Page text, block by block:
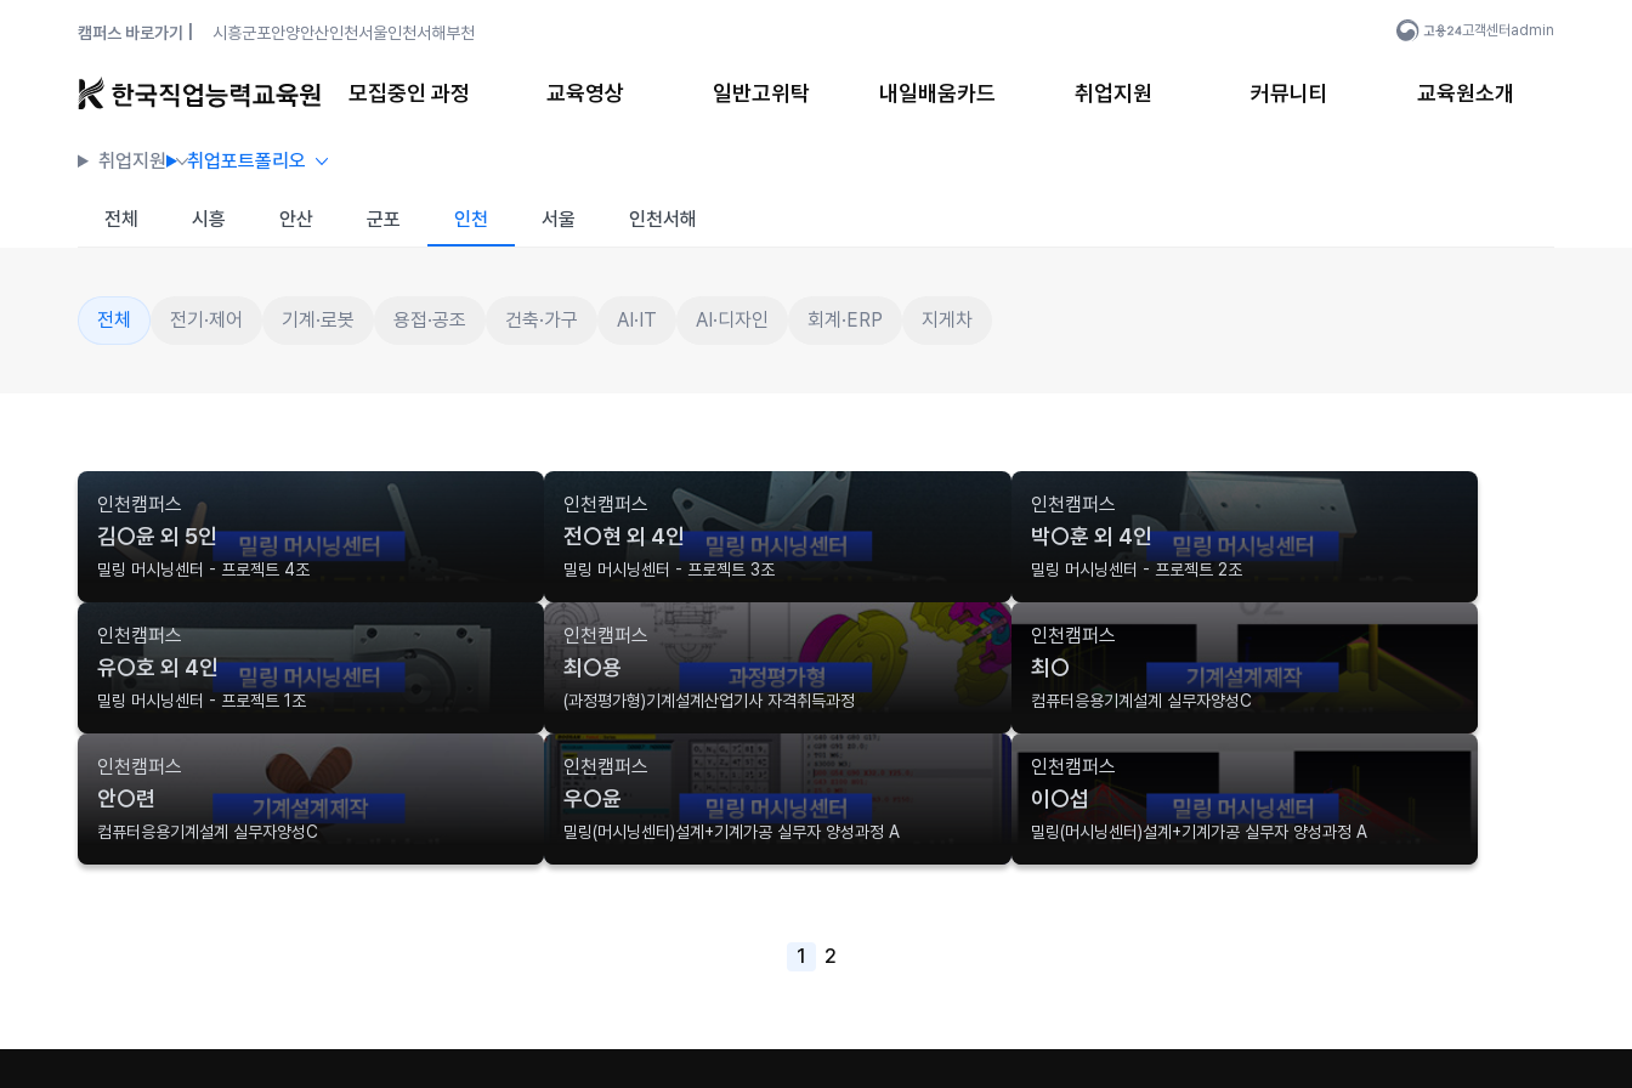
캠퍼스 바로가기 | 시흥군포안양안산인천서울인천서해부천 고객센터 admin
모집중인 과정 교육영상 일반고위탁 내일배움카드 취업지원 커뮤니티 교육원소개
취업지원 취업포트폴리오
전체 시흥 안산 군포 인천 서울 인천서해
전체 전기·제어 기계·로봇 용접·공조 건축·가구 AI·IT AI·디자인 회계·ERP 지게차
인천캠퍼스
김○윤 외 5인
밀링 머시닝센터 - 프로젝트 4조
인천캠퍼스
전○현 외 4인
밀링 머시닝센터 - 프로젝트 3조
인천캠퍼스
박○훈 외 4인
밀링 머시닝센터 - 프로젝트 2조
인천캠퍼스
유○호 외 4인
밀링 머시닝센터 - 프로젝트 1조
인천캠퍼스
최○용
(과정평가형)기계설계산업기사 자격취득과정
인천캠퍼스
최○
컴퓨터응용기계설계 실무자양성C
인천캠퍼스
안○련
컴퓨터응용기계설계 실무자양성C
인천캠퍼스
우○윤
밀링(머시닝센터)설계+기계가공 실무자 양성과정 A
인천캠퍼스
이○섭
밀링(머시닝센터)설계+기계가공 실무자 양성과정 A
1 2